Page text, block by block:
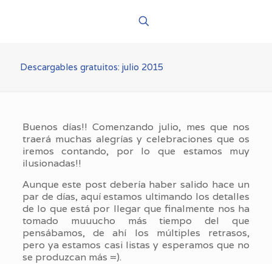
Descargables gratuitos: julio 2015
Buenos días!! Comenzando julio, mes que nos
traerá muchas alegrías y celebraciones que os
iremos contando, por lo que estamos muy
ilusionadas!!
Aunque este post debería haber salido hace un
par de días, aquí estamos ultimando los detalles
de lo que está por llegar que finalmente nos ha
tomado muuucho más tiempo del que
pensábamos, de ahí los múltiples retrasos,
pero ya estamos casi listas y esperamos que no
se produzcan más =).